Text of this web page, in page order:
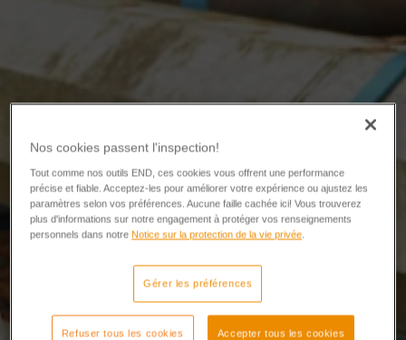
Nos cookies passent l'inspection!
Tout comme nos outils END, ces cookies vous offrent une performance
précise et fiable. Acceptez-les pour améliorer votre expérience ou ajustez les
paramètres selon vos préférences. Aucune faille cachée ici! Vous trouverez
plus d'informations sur notre engagement à protéger vos renseignements
personnels dans notre Notice sur la protection de la vie privée
Gérer les préférences
Refuser tous les cookies Accepter tous les cookies